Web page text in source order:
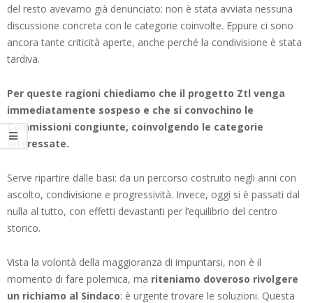
del resto avevamo già denunciato: non è stata avviata nessuna
discussione concreta con le categorie coinvolte. Eppure ci sono
ancora tante criticità aperte, anche perché la condivisione è stata
tardiva.
Per queste ragioni chiediamo che il progetto Ztl venga
immediatamente sospeso e che si convochino le
Commissioni congiunte, coinvolgendo le categorie
interessate.
Serve ripartire dalle basi: da un percorso costruito negli anni con
ascolto, condivisione e progressività. Invece, oggi si è passati dal
nulla al tutto, con effetti devastanti per l’equilibrio del centro
storico.
Vista la volontà della maggioranza di impuntarsi, non è il
momento di fare polemica, ma riteniamo doveroso rivolgere
un richiamo al Sindaco: è urgente trovare le soluzioni. Questa